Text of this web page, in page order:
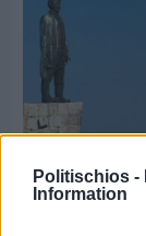
Politischios -
Information